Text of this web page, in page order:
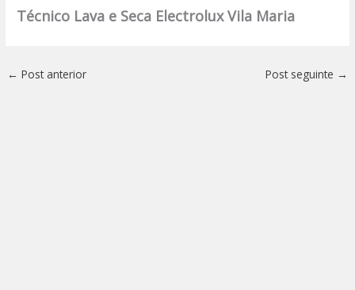
Técnico Lava e Seca Electrolux Vila Maria
← Post anterior Post seguinte →